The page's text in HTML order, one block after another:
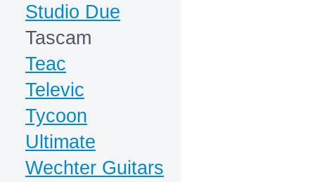
Studio Due
Tascam
Teac
Televic
Tycoon
Ultimate
Wechter Guitars